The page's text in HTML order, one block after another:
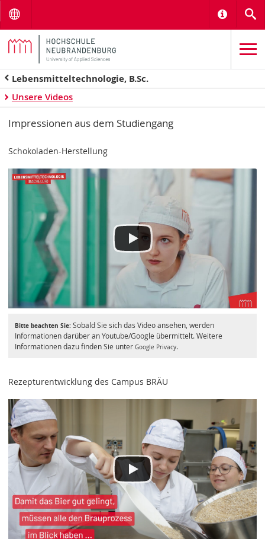
Lebensmitteltechnologie, B.Sc.
Unsere Videos
Impressionen aus dem Studiengang
Schokoladen-Herstellung
Bitte beachten Sie:Sobald Sie sich das Video ansehen, werden
Informationen darüber an Youtube/Google übermittelt. Weitere
Informationen dazu finden Sie unter Google Privacy.
Rezepturentwicklung des Campus BRÄU